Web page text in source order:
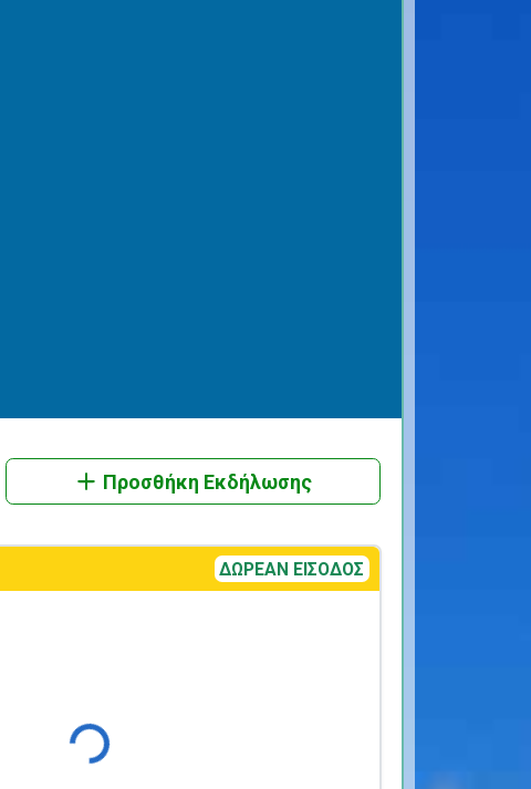
Προσθήκη Εκδήλωσης
ΔΩΡΕΑΝ ΕΙΣΟΔΟΣ
Φόρτωση...